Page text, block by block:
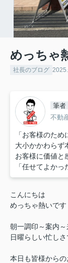
めっちゃ
社長のブログ
筆者
不動
「お客様のた
大小かかわらず
お客様に価値と
「任せてよか
こんにちは
めっちゃ熱いです
朝一調印～案内～
日曜らしい忙しさ
本日も皆様から